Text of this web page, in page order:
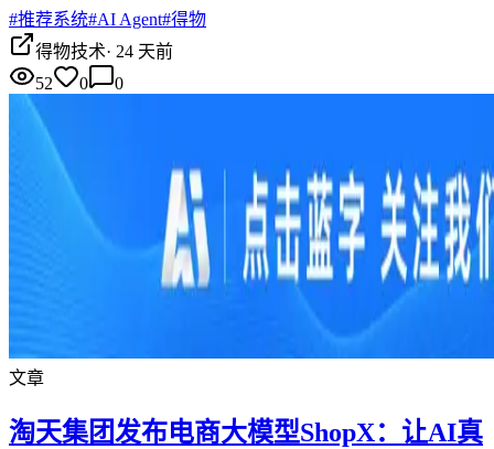
#推荐系统#AI Agent#得物
得物技术· 24 天前
52
0 0
文章
淘天集团发布电商大模型ShopX：让AI真